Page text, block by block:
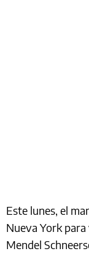
Este lunes, el
Nueva York
Mendel